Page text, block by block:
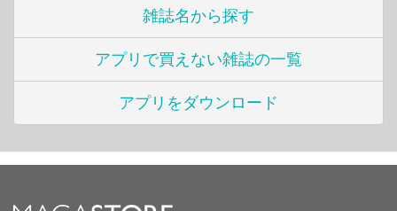
雑誌名から探す
アプリで買えない雑誌の一覧
アプリをダウンロード